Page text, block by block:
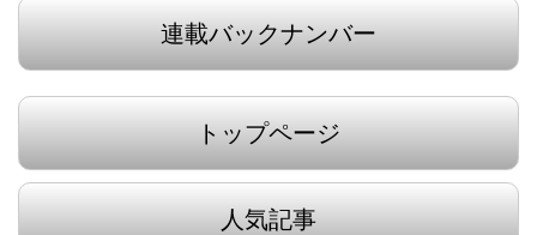
連載バックナンバー
トップページ
人気記事